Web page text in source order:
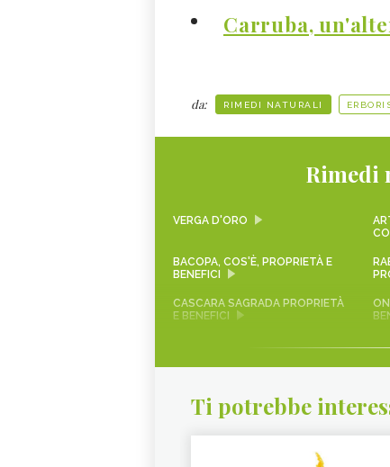
Carruba,
da: RIMEDI NATURALI
Rimedi
VERGA D'ORO
BACOPA, COS'È, PROPRIETÀ E
BENEFICI
CASCARA SAGRADA PROPRIETÀ
E BENEFICI
GLUCOMANNANO
Ti potrebbe